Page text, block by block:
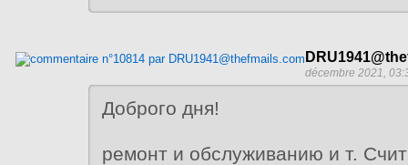
décembre 2021,
Доброго дня!
ремонт и обслуживанию и т.